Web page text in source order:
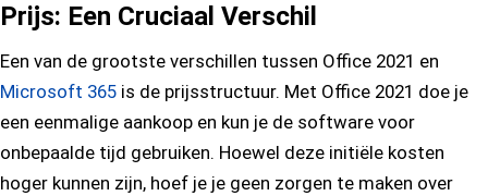
Prijs: Een Cruciaal Verschil
Een van de grootste verschillen tussen Office 2021 en
Microsoft 365 is de prijsstructuur. Met Office 2021 doe je
een eenmalige aankoop en kun je de software voor
onbepaalde tijd gebruiken. Hoewel deze initiële kosten
hoger kunnen zijn, hoef je je geen zorgen te maken over